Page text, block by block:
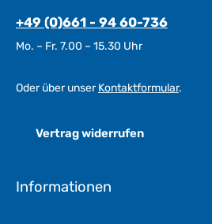
+49 (0)661 - 94 60-736
Mo. – Fr. 7.00 – 15.30 Uhr
Oder über unserKontaktformular.
Vertrag widerrufen
Informationen